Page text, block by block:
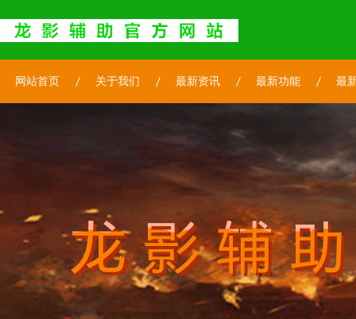
网站首页 关于我们 最新资讯 最新功能 最